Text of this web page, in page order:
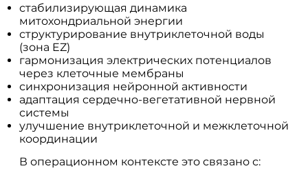
стабилизирующая динамика
митохондриальной энергии
структурирование внутриклеточной воды
(зона EZ)
гармонизация электрических потенциалов
через клеточные мембраны
синхронизация нейронной активности
адаптация сердечно-вегетативной нервной
системы
улучшение внутриклеточной и межклеточной
координации
В операционном контексте это связано с: